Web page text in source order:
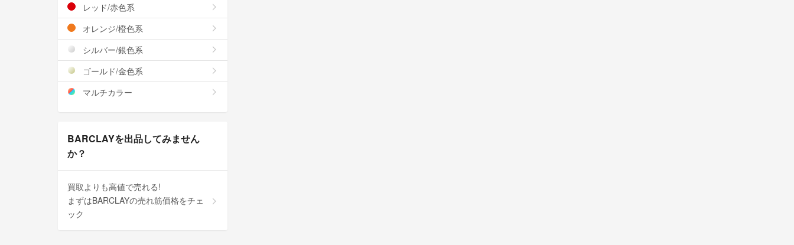
レッド/赤色系
オレンジ/橙色系
シルバー/銀色系
ゴールド/金色系
マルチカラー
BARCLAYを出品してみません
か？
買取よりも高値で売れる!
まずはBARCLAYの売れ筋価格をチェ
ック